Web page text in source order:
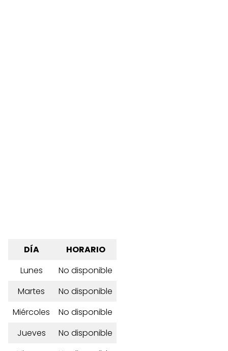
DÍA
HORARIO
Lunes
No disponible
Martes
No disponible
Miércoles
No disponible
Jueves
No disponible